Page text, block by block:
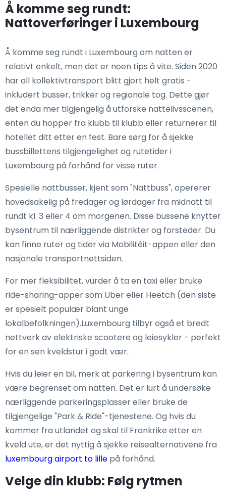
Å komme seg rundt:
Nattoverføringer i Luxembourg
Å komme seg rundt i Luxembourg om natten er
relativt enkelt, men det er noen tips å vite. Siden 2020
har all kollektivtransport blitt gjort helt gratis -
inkludert busser, trikker og regionale tog. Dette gjør
det enda mer tilgjengelig å utforske nattelivsscenen,
enten du hopper fra klubb til klubb eller returnerer til
hotellet ditt etter en fest. Bare sørg for å sjekke
bussbillettens tilgjengelighet og rutetider i
Luxembourg på forhånd for visse ruter.
Spesielle nattbusser, kjent som "Nattbuss", opererer
hovedsakelig på fredager og lørdager fra midnatt til
rundt kl. 3 eller 4 om morgenen. Disse bussene knytter
bysentrum til nærliggende distrikter og forsteder. Du
kan finne ruter og tider via Mobilitéit-appen eller den
nasjonale transportnettsiden.
For mer fleksibilitet, vurder å ta en taxi eller bruke
ride-sharing-apper som Uber eller Heetch (den siste
er spesielt populær blant unge
lokalbefolkningen).Luxembourg tilbyr også et bredt
nettverk av elektriske scootere og leiesykler - perfekt
for en sen kveldstur i godt vær.
Hvis du leier en bil, merk at parkering i bysentrum kan
være begrenset om natten. Det er lurt å undersøke
nærliggende parkeringsplasser eller bruke de
tilgjengelige "Park & Ride"-tjenestene. Og hvis du
kommer fra utlandet og skal til Frankrike etter en
kveld ute, er det nyttig å sjekke reisealternativene fra
luxembourg airport to lille på forhånd.
Velge din klubb: Følg rytmen